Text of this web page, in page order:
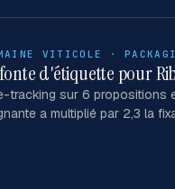
VITICOLE ·
d'étiquette pour
tracking sur 6 propositions
a multiplié par 2,3 la